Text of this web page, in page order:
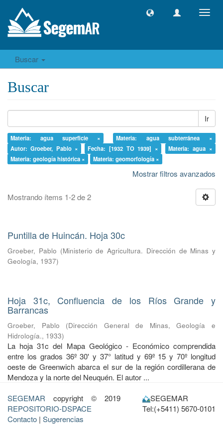
Buscar
Buscar
Ir
Materia: agua superficie ×
Materia: agua subterránea ×
Autor: Groeber, Pablo ×
Fecha: [1932 TO 1939] ×
Materia: agua ×
Materia: geología histórica ×
Materia: geomorfología ×
Mostrar filtros avanzados
Mostrando ítems 1-2 de 2
Puntilla de Huincán. Hoja 30c
Groeber, Pablo (Ministerio de Agricultura. Dirección de Minas y
Geología, 1937)
Hoja 31c, Confluencia de los Ríos Grande y
Barrancas
Groeber, Pablo (Dirección General de Minas, Geología e
Hidrología., 1933)
La hoja 31c del Mapa Geológico - Económico comprendida
entre los grados 36º 30' y 37° latitud y 69º 15 y 70º longitud
oeste de Greenwich abarca el sur de la región cordillerana de
Mendoza y la norte del Neuquén. El autor ...
SEGEMAR copyright © 2019
REPOSITORIO-DSPACE
Contacto | Sugerencias
SEGEMAR
Tel:(+5411) 5670-0101